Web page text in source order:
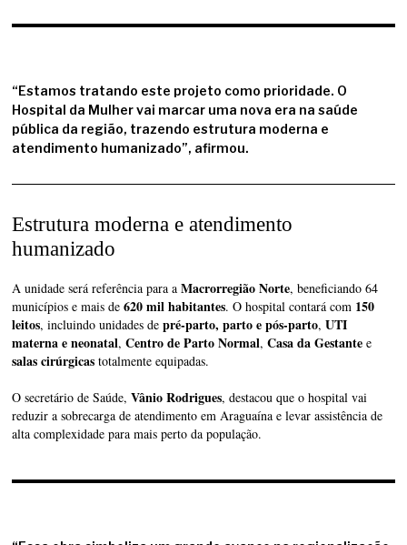
“Estamos tratando este projeto como prioridade. O
Hospital da Mulher vai marcar uma nova era na saúde
pública da região, trazendo estrutura moderna e
atendimento humanizado”, afirmou.
Estrutura moderna e atendimento
humanizado
A unidade será referência para aMacrorregião Norte, beneficiando 64
municípios e mais de620 mil habitantes. O hospital contará com 150
leitos, incluindo unidades depré-parto, parto e pós-parto,UTI
materna e neonatal,Centro de Parto Normal,Casa da Gestante e
salas cirúrgicas totalmente equipadas.
O secretário de Saúde,Vânio Rodrigues, destacou que o hospital vai
reduzir a sobrecarga de atendimento em Araguaína e levar assistência de
alta complexidade para mais perto da população.